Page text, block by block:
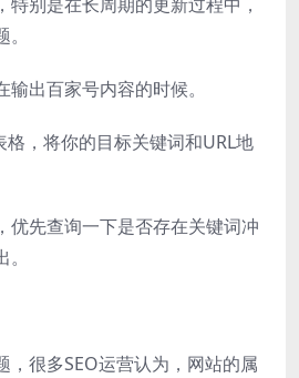
出百家号内容的时候。
格，将你的目标关键词和URL地
优先查询一下是否存在关键词冲
，很多SEO运营认为，网站的属